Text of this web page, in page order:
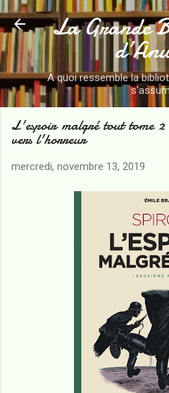
Accéder au
La Grande
A quoi ressemble la
L'espoir malgré tout tome
vers l'horreur
mercredi, novembre 13, 2019